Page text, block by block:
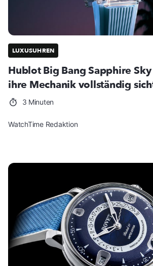
LUXUSUHREN
Hublot Big Bang Sapphire
ihre Mechanik vollständig
3 Minuten
WatchTime Redaktion